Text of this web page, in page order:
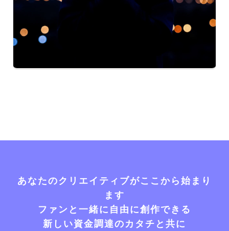
あなたのクリエイティブがここから始まり
ます
ファンと一緒に自由に創作できる
新しい資金調達のカタチと共に